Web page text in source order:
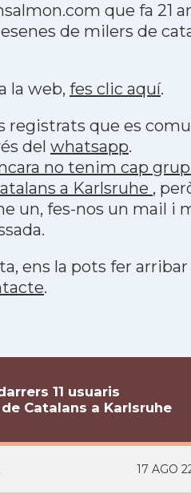
que fa 21
de milers de
la web, fes clic aquí.
registrats que es
del whatsapp.
no tenim cap
a Karlsruhe ,
un, fes-nos un mail i
ens la pots fer arribar
.
11 usuaris
Catalans a Karlsruhe
17 AGO